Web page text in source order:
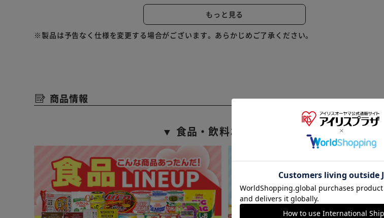
左右お好きな方に引き出しがセット出来るので、お部屋のインテリアの配置に合わせることができます。
ヘッドボードには2口コンセント、ちょっとしたスペース付き。
高品質ボンネルコイル使用で、体の負担を和らげます。
高密度コイル、強度・耐久性に優れたスプリングを採用。
コンパクトな圧縮梱包でお届けします。
もっと見る
※製品は予告なく仕様を変更する場合がございます。あらかじめご了承ください。
商品情報
▼ 食品・飲料おすすめ ▼
※ご確認ください